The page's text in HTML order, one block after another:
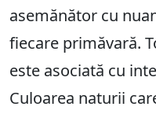
asemănător cu
fiecare primăvară.
este asociată cu
Culoarea naturii